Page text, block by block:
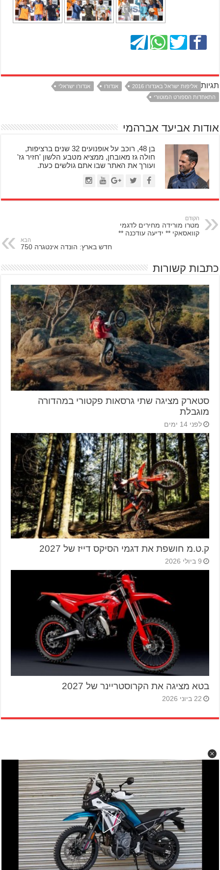
תגיות אליפות ישראל באנדורו 2016 אנדורו
אנדורו ישראלי
התאחדות הספורט המוטורי
אודות אביעד אברהמי
בן 48, רוכב על אופנועים 32 שנים ברציפות,
חולה גז מאובחן, ממציא מטבע הלשון 'חזיר גז'
ועורך את האתר שבו אתם גולשים כעת.
הקודם
מטרו מורידה מחירים לדגמי
קוואסאקי ** ידיעה עודכנה **
הבא
חדש בארץ: הונדה אינטגרה 750
כתבות קשורות
סטארק מציגה שתי גרסאות פקטורי במהדורה
מוגבלת
לפני 14 ימים
ק.ט.מ חושפת את דגמי הסיקס דייז של 2027
9 ביולי 2026
בטא מציגה את הקרוסטריינר של 2027
22 ביוני 2026